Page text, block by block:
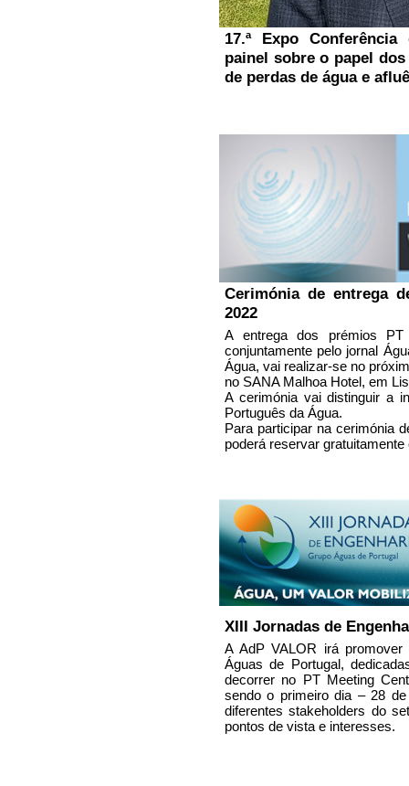
17.ª Expo
painel sobre o papel
de perdas de água e
Cerimónia de entrega
2022
A entrega dos prémios PT
conjuntamente pelo jornal
Água, vai realizar-se no
no SANA Malhoa Hotel, em
A cerimónia vai distinguir a
Português da Água.
Para participar na cerimónia
poderá reservar
XIII Jornadas de
A AdP VALOR irá
Águas de Portugal,
decorrer no PT Meeting
sendo o primeiro dia – 28
diferentes stakeholders do
pontos de vista e interesses.